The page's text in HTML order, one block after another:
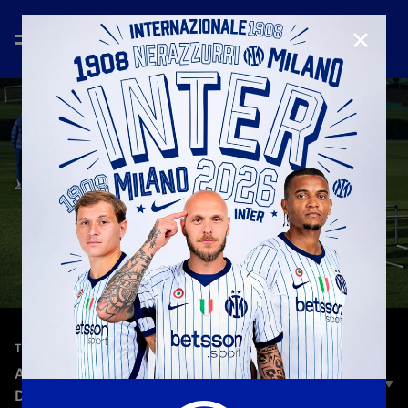
TRAINING —25 nov 2025
ATLETICO MADRID - INTER | L'ALLENAMENTO
DELLA VIGILIA